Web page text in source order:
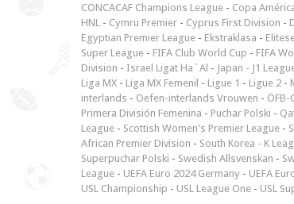
CONCACAF Champions League - Copa
HNL - Cymru Premier - Cyprus First Division -
Egyptian Premier League - Ekstraklasa -
Super League - FIFA Club World Cup - FIFA
Division - Israel Ligat Ha`Al - Japan - J1
Liga MX - Liga MX Femenil - Ligue 1 - Ligue 2 -
interlands - Oefen-interlands Vrouwen - ÖFB-
Primera División Femenina - Puchar Polski -
League - Scottish Women's Premier League -
African Premier Division - South Korea - K
Superpuchar Polski - Swedish Allsvenskan -
League - UEFA Euro 2024 Germany - UEFA
USL Championship - USL League One - USL